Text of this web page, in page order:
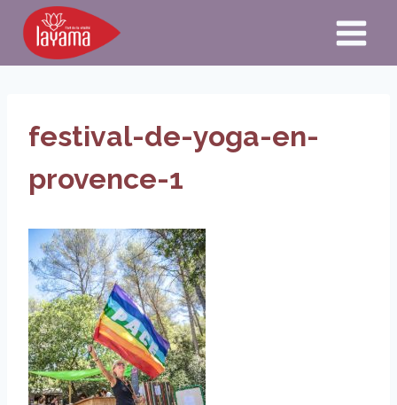
Aller
contenu
festival-de-yoga-en-
provence-1